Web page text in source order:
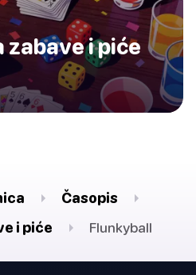
zabave i piće
Časopis
i piće
Flunkyball